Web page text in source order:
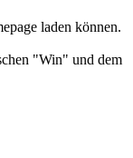
laden können.
"Win" und dem